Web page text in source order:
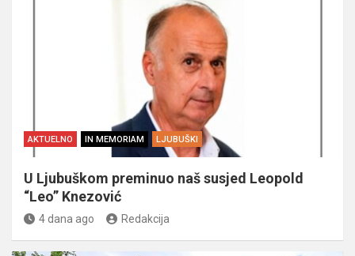
AKTUELNO IN MEMORIAM LJUBUŠKI
U Ljubuškom preminuo naš susjed Leopold
“Leo” Knezović
4 dana ago Redakcija